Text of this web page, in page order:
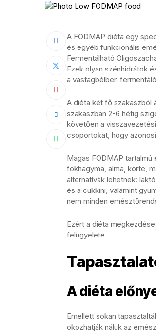
A FODMAP diéta egy
és egyéb funkcionális
Fermentálható
Ezek olyan szénhidrátok
a vastagbélben
A diéta két fő szakaszból
szakaszban 2-6 hétig
követően a
csoportokat, hogy
Magas FODMAP
fokhagyma, alma, körte,
alternatívák lehetnek:
és a cukkini, valamint
nem minden
Ezért a diéta
felügyelete.
A diéta
Emellett sokan
okozhatják náluk az